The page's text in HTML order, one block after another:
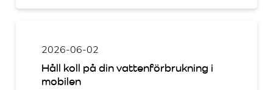
2026-06-02
Håll koll på din vattenförbrukning i
mobilen